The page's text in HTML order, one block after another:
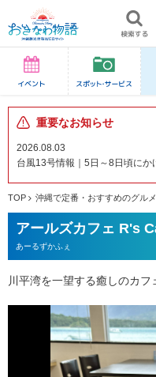
重要なお知らせ
2026.08.03
台風13号情報｜5日～8日頃に
TOP 沖縄で定番・おすすめのグル
アールズカフェ R's
あーるずかふぇ
川平湾を一望する癒しのカフ